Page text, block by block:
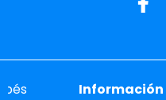
Información